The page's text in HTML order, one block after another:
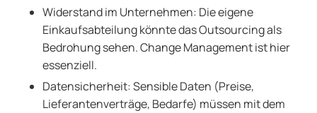
Widerstand im Unternehmen: Die eigene
Einkaufsabteilung könnte das Outsourcing als
Bedrohung sehen. Change Management ist hier
essenziell.
Datensicherheit: Sensible Daten (Preise,
Lieferantenverträge, Bedarfe) müssen mit dem